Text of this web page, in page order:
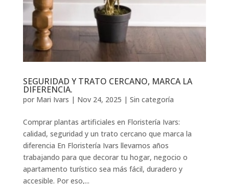
SEGURIDAD Y TRATO CERCANO, MARCA LA
DIFERENCIA.
por Mari Ivars | Nov 24, 2025 | Sin categoría
Comprar plantas artificiales en Floristería Ivars:
calidad, seguridad y un trato cercano que marca la
diferencia En Floristería Ivars llevamos años
trabajando para que decorar tu hogar, negocio o
apartamento turístico sea más fácil, duradero y
accesible. Por eso,...